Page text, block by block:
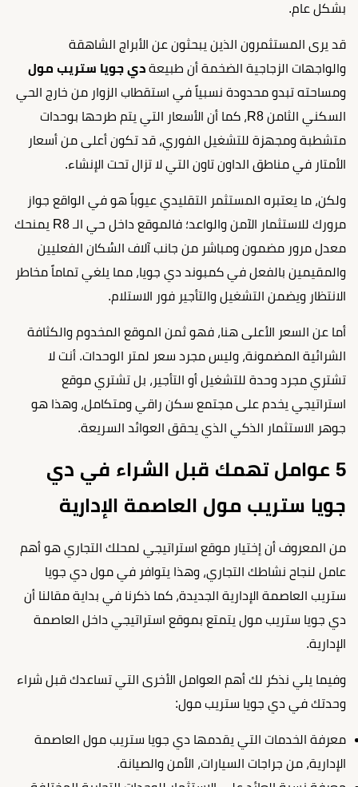
بشكل عام.
قد يرى المستثمرون الذين يبحثون عن الأبراج الشاهقة
والواجهات الزجاجية الضخمة أن طبيعة دي جويا ستريب مول
ومساحته تبدو محدودة نسبياً في استقطاب الزوار من خارج الحي
السكني الثامن R8، كما أن الأسعار التي يتم طرحها بوحدات
متشطبة ومجهزة للتشغيل الفوري، قد تكون أعلى من أسعار
الأمتار في مناطق الداون تاون التي لا تزال تحت الإنشاء.
ولكن، ما يعتبره المستثمر التقليدي عيوباً هو في الواقع جواز
مرورك للاستثمار الآمن والواعد؛ فالموقع داخل حي الـ R8 يمنحك
معدل مرور مضمون ومباشر من جانب آلاف السُكان الفعليين
والمقيمين بالفعل في كمبوند دي جويا، مما يلغي تماماً مخاطر
الانتظار ويضمن التشغيل والتأجير فور الاستلام.
أما عن السعر الأعلى هنا، فهو ثمن الموقع المخدوم والكثافة
الشرائية المضمونة، وليس مجرد سعر لمتر الوحدات. أنت لا
تشتري مجرد وحدة للتشغيل أو التأجير، بل تشتري موقع
استراتيجي يخدم على مجتمع سكن راقي ومتكامل، وهذا هو
جوهر الاستثمار الذكي الذي يحقق العوائد السريعة.
5 عوامل تهمك قبل الشراء في دي
جويا ستريب مول العاصمة الإدارية
من المعروف أن إختيار موقع استراتيجي لمحلك التجاري هو أهم
عامل لنجاح نشاطك التجاري، وهذا يتوافر في مول دي جويا
ستريب العاصمة الإدارية الجديدة، كما ذكرنا في بداية مقالنا أن
دي جويا ستريب مول يتمتع بموقع استراتيجي داخل العاصمة
الإدارية.
وفيما يلي نذكر لك أهم العوامل الأخرى التي تساعدك قبل شراء
وحدتك في دي جويا ستريب مول:
معرفة الخدمات التي يقدمها دي جويا ستريب مول العاصمة
الإدارية، من جراجات السيارات، الأمن والصيانة.